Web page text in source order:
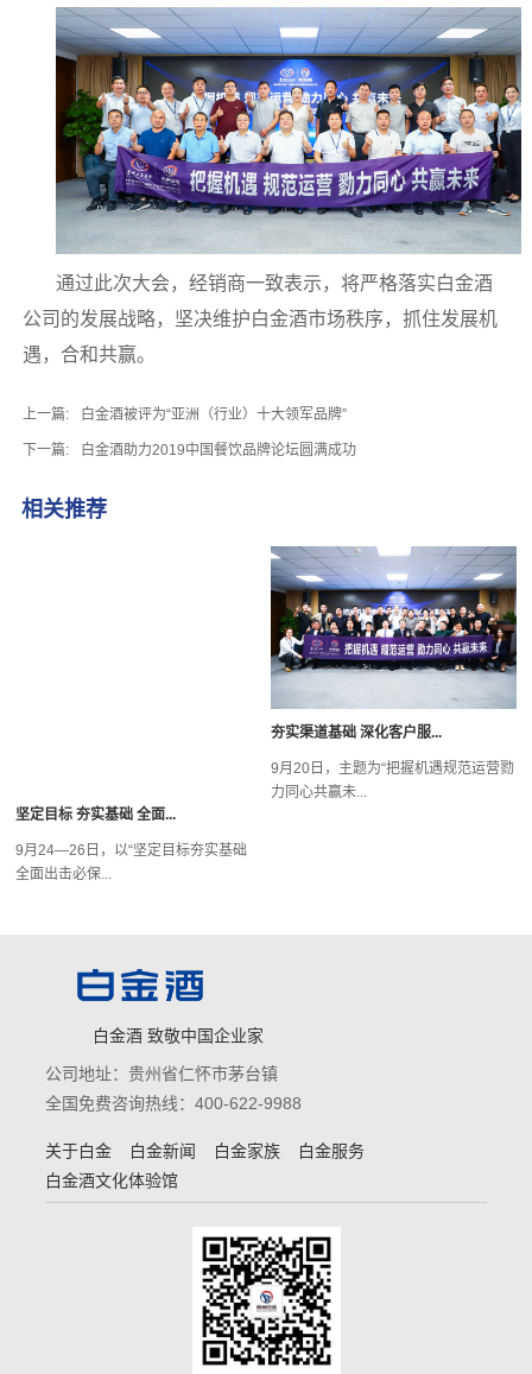
通过此次大会，经销商一致表示，将严格落实白金酒
公司的发展战略，坚决维护白金酒市场秩序，抓住发展机
遇，合和共赢。
上一篇: 白金酒被评为“亚洲（行业）十大领军品牌”
下一篇: 白金酒助力2019中国餐饮品牌论坛圆满成功
相关推荐
夯实渠道基础 深化客户服...
9月20日，主题为“把握机遇规范运营勠
力同心共赢未...
公司地址：贵州省仁怀市茅台镇
关于白金 白金新闻 白金家族
白金酒文化体验馆
更多资讯
请关注微信“贵州白金”